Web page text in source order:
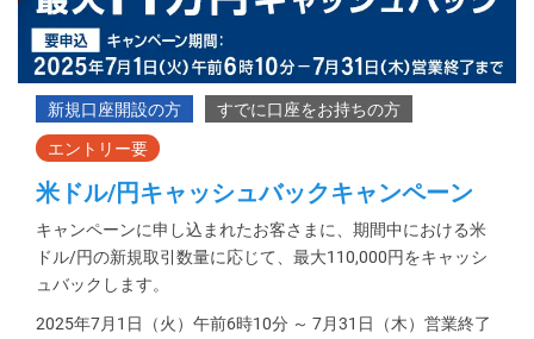
米ドル/円キャッシュバックキャンペーン
キャンペーンに申し込まれたお客さまに、期間中における米
ドル/円の新規取引数量に応じて、最大110,000円をキャッシ
ュバックします。
2025年7月1日（火）午前6時10分 ～ 7月31日（木）営業終了